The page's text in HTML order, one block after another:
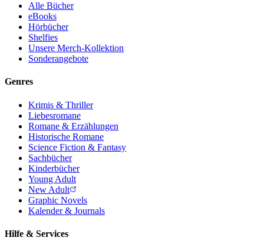
Alle Bücher
eBooks
Hörbücher
Shelfies
Unsere Merch-Kollektion
Sonderangebote
Genres
Krimis & Thriller
Liebesromane
Romane & Erzählungen
Historische Romane
Science Fiction & Fantasy
Sachbücher
Kinderbücher
Young Adult
New Adult
Graphic Novels
Kalender & Journals
Hilfe & Services